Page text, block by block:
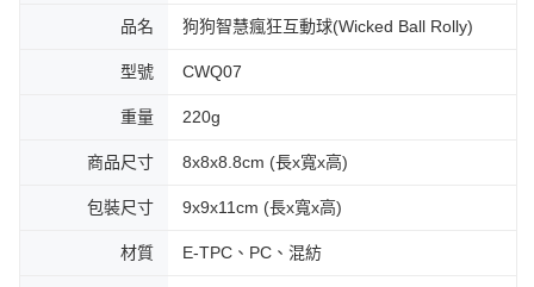
品名 狗狗智慧瘋狂互動球(Wicked Ball Rolly)
型號 CWQ07
重量 220g
商品尺寸 8x8x8.8cm (長x寬x高)
包裝尺寸 9x9x11cm (長x寬x高)
材質 E-TPC、PC、混紡